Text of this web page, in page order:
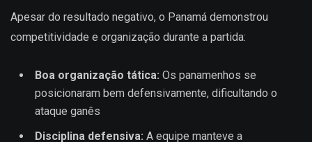
Apesar do resultado negativo, o Panamá demonstrou
competitividade e organização durante a partida:
Boa organização tática: Os panamenhos se
posicionaram bem defensivamente, dificultando o
ataque ganês
Disciplina defensiva: A equipe manteve a